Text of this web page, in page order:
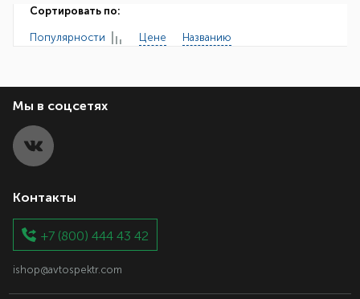
Сортировать по:
Популярности Цене Названию
Мы в соцсетях
Контакты
+7 (800) 444 43 42
ishop@avtospektr.com